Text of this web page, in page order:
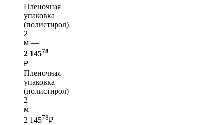
Пленочная
упаковка
(полистирол)
2
м —
2 14578
₽
Пленочная
упаковка
(полистирол)
2
м
2 14578₽